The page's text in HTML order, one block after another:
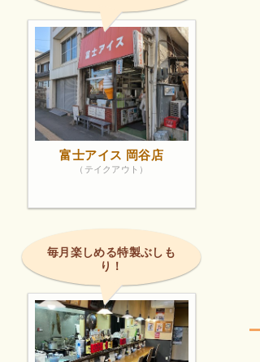
富士アイス 岡谷店
（テイクアウト）
毎月楽しめる特製ぶしも
り！